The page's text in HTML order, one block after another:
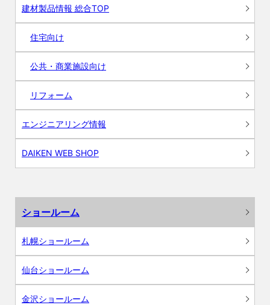
建材製品情報 総合TOP
住宅向け
公共・商業施設向け
リフォーム
エンジニアリング情報
DAIKEN WEB SHOP
ショールーム
札幌ショールーム
仙台ショールーム
金沢ショールーム